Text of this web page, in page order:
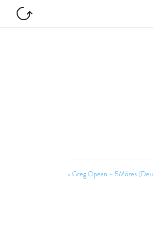
« Greg Opean – 5Mózes